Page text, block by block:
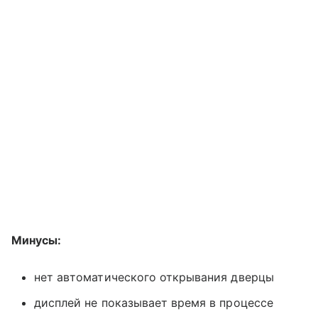
Минусы:
нет автоматического открывания дверцы
дисплей не показывает время в процессе